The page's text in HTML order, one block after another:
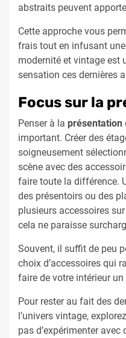
abstraits peuvent
Cette approche vous
frais tout en infusant une
modernité et vintage est
sensation ces dernières
Focus sur la
Penser à la présentation
important. Créer des
soigneusement
scène avec des
faire toute la différence.
des présentoirs ou des
plusieurs accessoires
cela ne paraisse
Souvent, il suffit de peu
choix d’accessoires qui
faire de votre intérieur
Pour rester au fait des
l’univers vintage,
pas d’expérimenter